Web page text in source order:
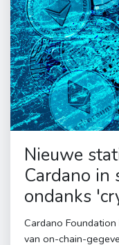
Nieuwe
Cardano in
ondanks
Cardano
van on-chain-